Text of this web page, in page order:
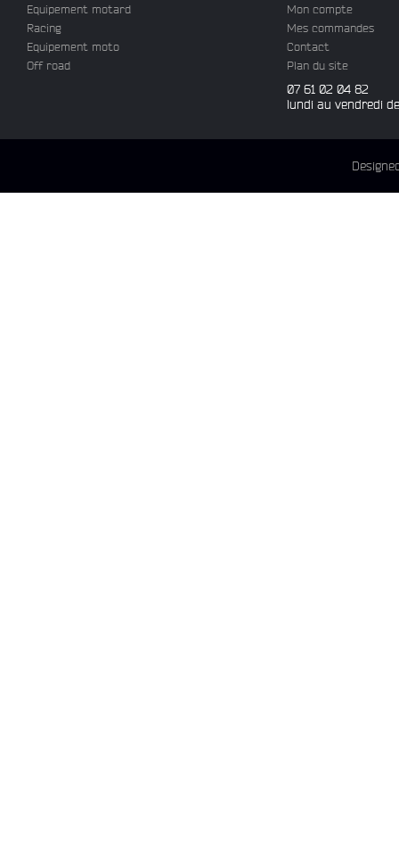
Equipement motard
Racing
Equipement moto
Off road
Mon compte
Mes commandes
Contact
Plan du site
07 61 02 04 82
lundi au vendredi